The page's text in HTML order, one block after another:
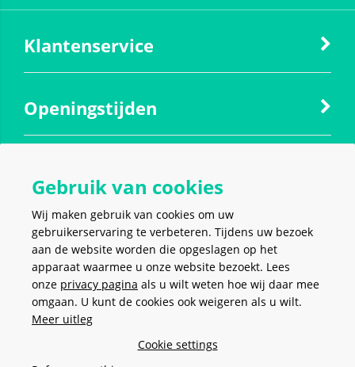
Klantenservice
Openingstijden
Social media
VEILIG EN MAKKELIJK
Gebruik van cookies
Wij maken gebruik van cookies om uw
gebruikerservaring te verbeteren. Tijdens uw bezoek
aan de website worden die opgeslagen op het
apparaat waarmee u onze website bezoekt. Lees
onze privacy pagina als u wilt weten hoe wij daar mee
omgaan. U kunt de cookies ook weigeren als u wilt.
Meer uitleg
Cookie settings